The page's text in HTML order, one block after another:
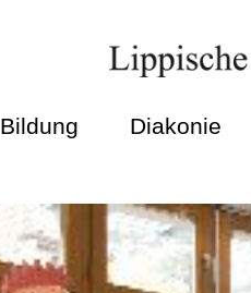
Bildung Diakonie